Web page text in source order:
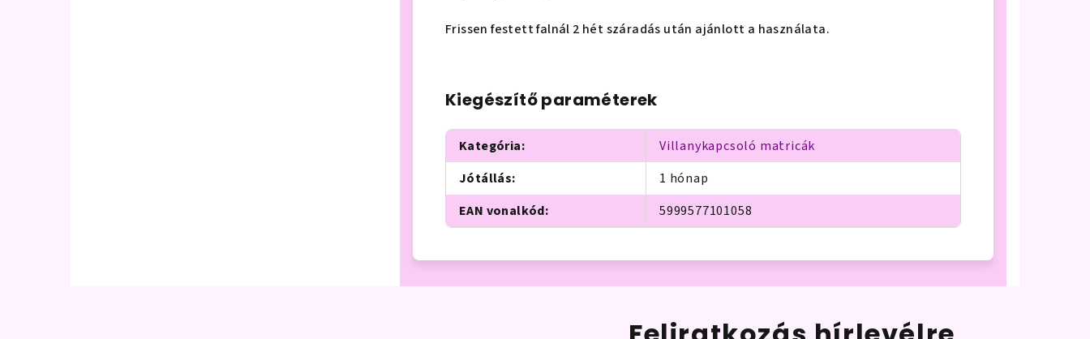
Frissen festett falnál 2 hét száradás után ajánlott a használata.
Kiegészítő paraméterek
Kategória:
Villanykapcsoló matricák
Jótállás:
1 hónap
EAN vonalkód: 5999577101058